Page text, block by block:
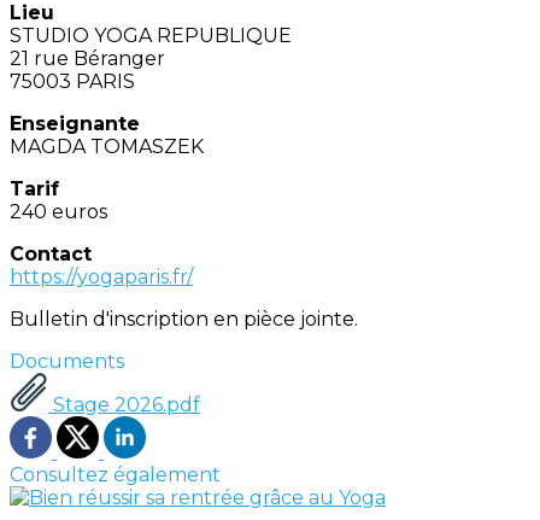
Lieu
STUDIO YOGA REPUBLIQUE
21 rue Béranger
75003 PARIS
Enseignante
MAGDA TOMASZEK
Tarif
240 euros
Contact
https://yogaparis.fr/
Bulletin d'inscription en pièce jointe.
Documents
Stage 2026.pdf
Consultez également